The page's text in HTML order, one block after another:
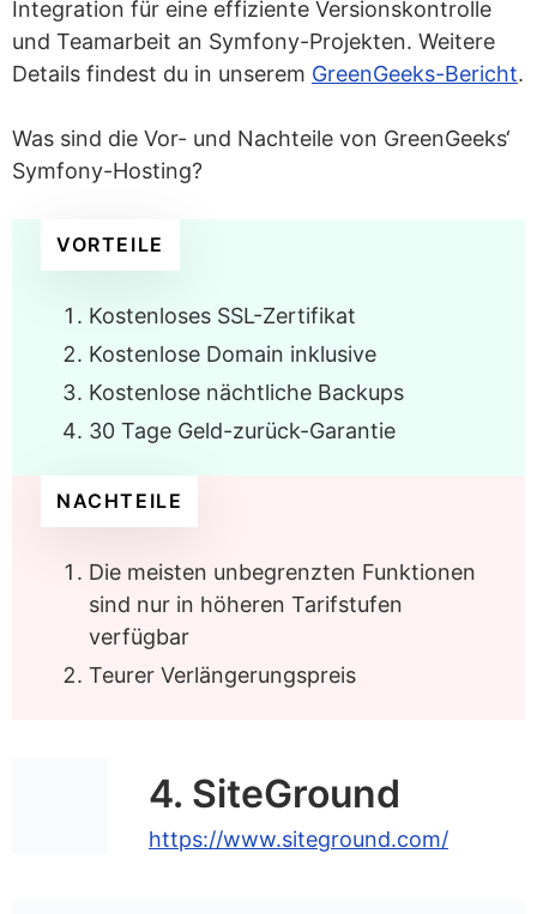
Integration für eine effiziente Versionskontrolle
und Teamarbeit an Symfony-Projekten. Weitere
Details findest du in unserem GreenGeeks-Bericht.
Was sind die Vor- und Nachteile von GreenGeeks‘
Symfony-Hosting?
VORTEILE
Kostenloses SSL-Zertifikat
Kostenlose Domain inklusive
Kostenlose nächtliche Backups
30 Tage Geld-zurück-Garantie
NACHTEILE
Die meisten unbegrenzten Funktionen
sind nur in höheren Tarifstufen
verfügbar
Teurer Verlängerungspreis
4. SiteGround
https://www.siteground.com/